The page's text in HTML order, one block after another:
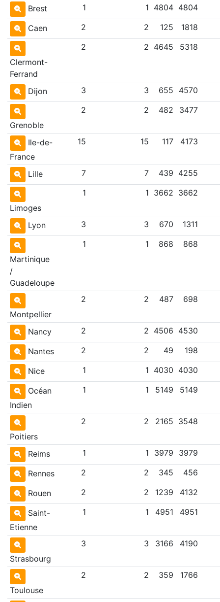
Brest 1 1 4804 4804
Caen 2 2 125 1818
Clermont-
Ferrand
2 2 4645 5318
Dijon 3 3 655 4570
Grenoble
2 2 482 3477
Ile-de-
France
15 15 117 4173
Lille 7 7 439 4255
Limoges
1 1 3662 3662
Lyon 3 3 670 1311
Martinique
/
Guadeloupe
1 1 868 868
Montpellier
2 2 487 698
Nancy 2 2 4506 4530
Nantes 2 2 49 198
Nice 1 1 4030 4030
Océan
Indien
1 1 5149 5149
Poitiers
2 2 2165 3548
Reims 1 1 3979 3979
Rennes 2 2 345 456
Rouen 2 2 1239 4132
Saint-
Etienne
1 1 4951 4951
Strasbourg
3 3 3166 4190
Toulouse
2 2 359 1766